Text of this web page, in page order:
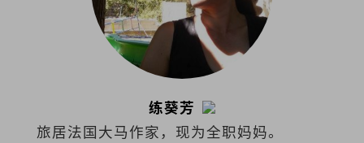
练葵芳
旅居法国大马作家，现为全职妈妈。